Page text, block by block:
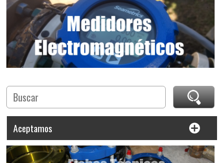
Aceptamos